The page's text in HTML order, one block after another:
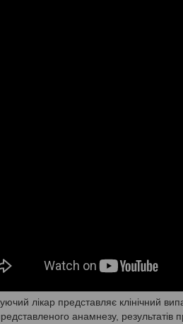
лікар представляє клінічний
анамнезу, результатів